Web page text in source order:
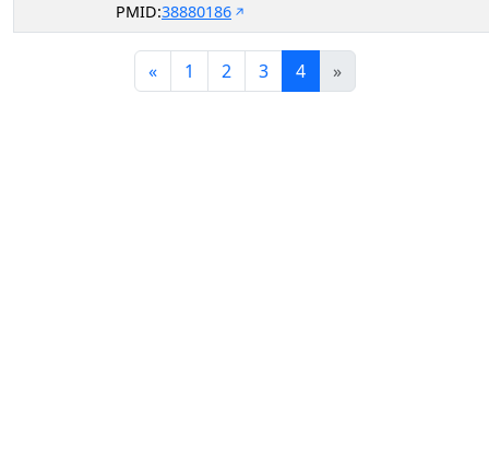
PMID:38880186
« 1 2 3 4 »